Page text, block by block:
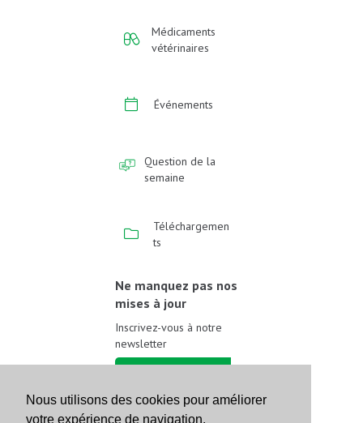
Nous utilisons des cookies pour améliorer
votre expérience de navigation.
Médicaments
vétérinaires
Événements
Question de la
semaine
Téléchargemen
ts
Ne manquez pas nos
mises à jour
Inscrivez-vous à notre
newsletter